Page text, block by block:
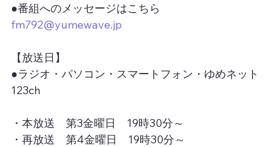
●番組へのメッセージはこちら
fm792@yumewave.jp
【放送日】
●ラジオ・パソコン・スマートフォン・ゆめネット
123ch
・本放送　第3金曜日　19時30分～
・再放送　第4金曜日　19時30分～